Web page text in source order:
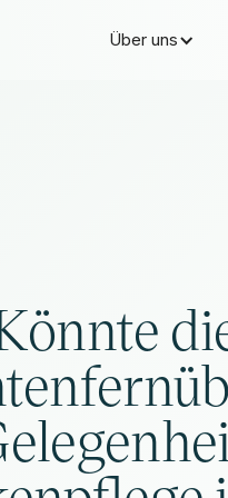
Über uns